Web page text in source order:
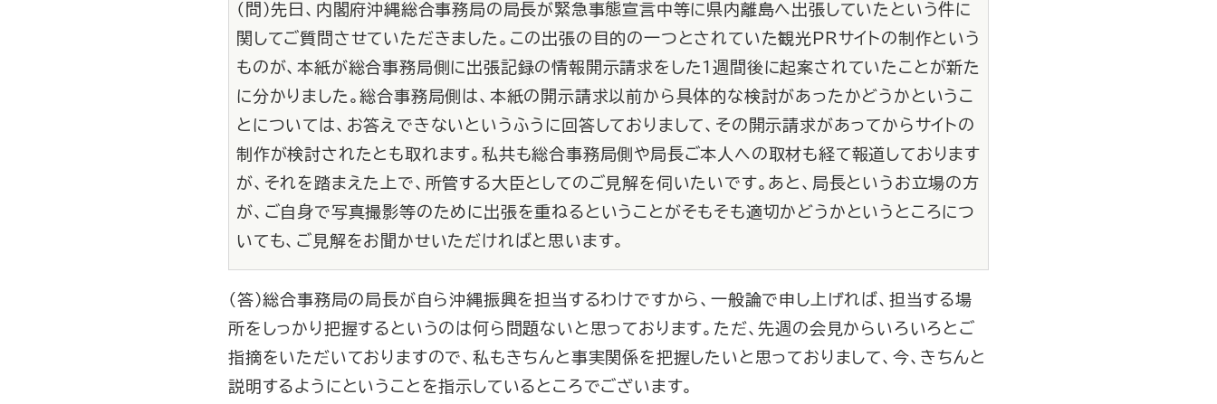
（問）先日、内閣府沖縄総合事務局の局長が緊急事態宣言中等に県内離島へ出張していたという件に
関してご質問させていただきました。この出張の目的の一つとされていた観光PRサイトの制作という
ものが、本紙が総合事務局側に出張記録の情報開示請求をした１週間後に起案されていたことが新た
に分かりました。総合事務局側は、本紙の開示請求以前から具体的な検討があったかどうかというこ
とについては、お答えできないというふうに回答しておりまして、その開示請求があってからサイトの
制作が検討されたとも取れます。私共も総合事務局側や局長ご本人への取材も経て報道しております
が、それを踏まえた上で、所管する大臣としてのご見解を伺いたいです。あと、局長というお立場の方
が、ご自身で写真撮影等のために出張を重ねるということがそもそも適切かどうかというところにつ
いても、ご見解をお聞かせいただければと思います。
（答）総合事務局の局長が自ら沖縄振興を担当するわけですから、一般論で申し上げれば、担当する場
所をしっかり把握するというのは何ら問題ないと思っております。ただ、先週の会見からいろいろとご
指摘をいただいておりますので、私もきちんと事実関係を把握したいと思っておりまして、今、きちんと
説明するようにということを指示しているところでございます。